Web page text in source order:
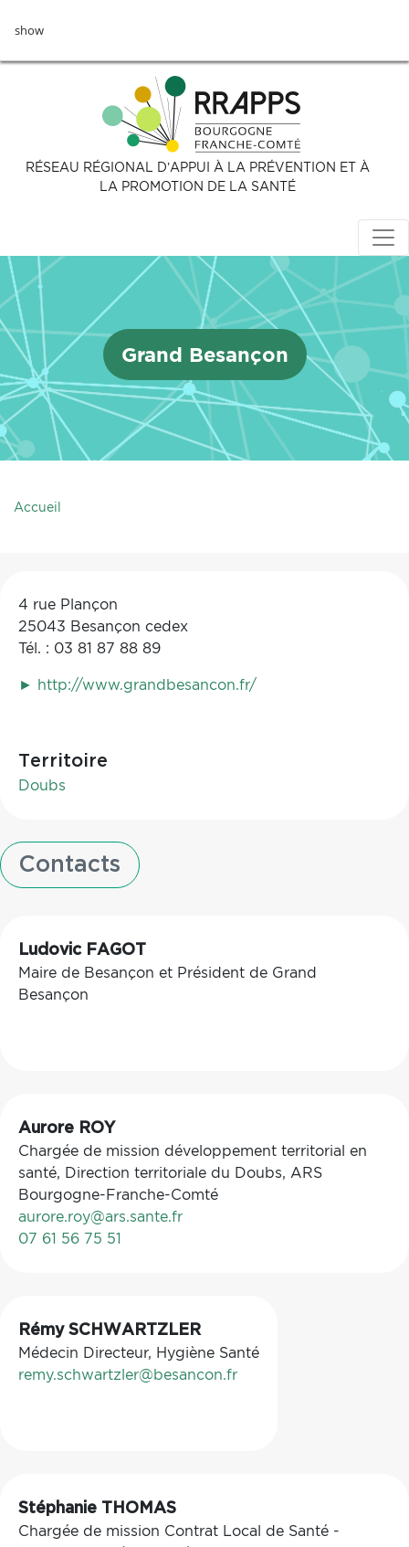
aushow
RÉSEAU RÉGIONAL D’APPUI À LA PRÉVENTION ET À
LA PROMOTION DE LA SANTÉ
Grand Besançon
Accueil
4 rue Plançon
25043 Besançon cedex
Tél. : 03 81 87 88 89
► http://www.grandbesancon.fr/
Territoire
Doubs
Contacts
Ludovic FAGOT
Maire de Besançon et Président de Grand
Besançon
Aurore ROY
Chargée de mission développement territorial en
santé, Direction territoriale du Doubs, ARS
Bourgogne-Franche-Comté
aurore.roy@ars.sante.fr
07 61 56 75 51
Rémy SCHWARTZLER
Médecin Directeur, Hygiène Santé
remy.schwartzler@besancon.fr
Stéphanie THOMAS
Chargée de mission Contrat Local de Santé -